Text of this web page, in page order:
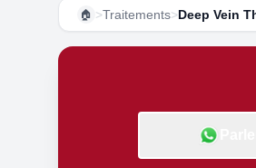
🏠 >Traitements>Deep Vein